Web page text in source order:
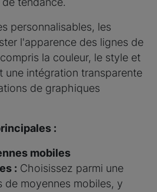
personnalisables, les
l'apparence des lignes de
la couleur, le style et
une intégration transparente
de graphiques
:
mobiles
: Choisissez parmi une
de moyennes mobiles, y